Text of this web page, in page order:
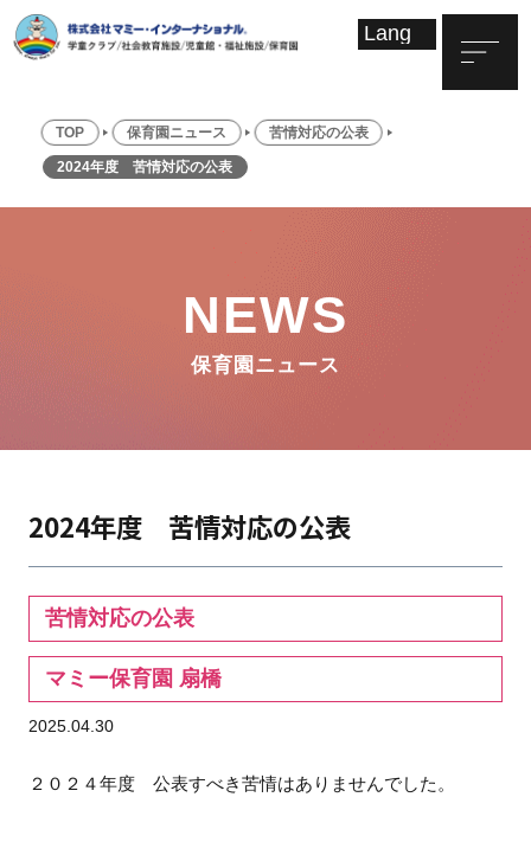
TOP 保育園ニュース 苦情対応の公表
2024年度 苦情対応の公表
NEWS
保育園ニュース
2024年度 苦情対応の公表
苦情対応の公表
マミー保育園 扇橋
2025.04.30
２０２４年度 公表すべき苦情はありませんでした。